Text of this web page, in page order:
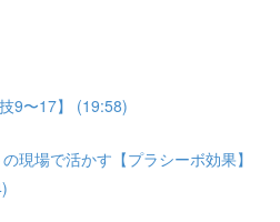
9〜17】 (19:58)
現場で活かす【プラシーボ効果】